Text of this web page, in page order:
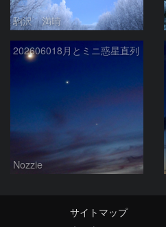
駒沢 満晴
202606018月とミニ惑星直列
Nozzie
サイトマップ